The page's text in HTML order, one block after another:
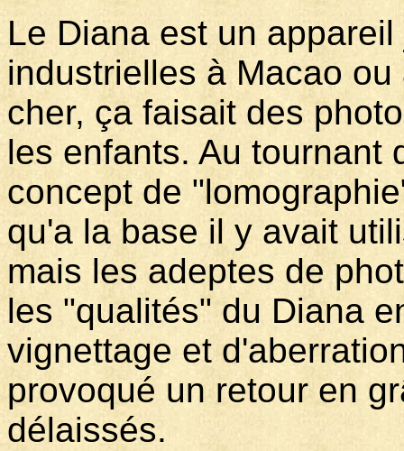
Le Diana est un
industrielles à Macao
cher, ça faisait des
les enfants. Au tournant
concept de
qu'a la base il y avait
mais les adeptes de
les "qualités" du Diana
vignettage et
provoqué un retour en
délaissés.